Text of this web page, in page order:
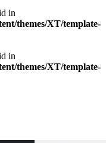
in
themes/XT/template-
in
themes/XT/template-